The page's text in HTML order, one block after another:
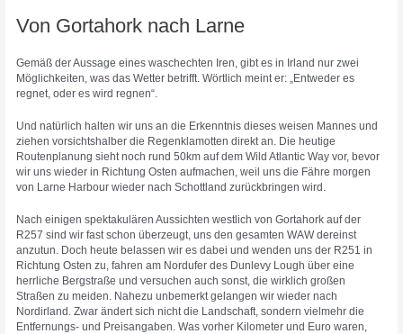
Von Gortahork nach Larne
Gemäß der Aussage eines waschechten Iren, gibt es in Irland nur zwei
Möglichkeiten, was das Wetter betrifft. Wörtlich meint er: „Entweder es
regnet, oder es wird regnen“.
Und natürlich halten wir uns an die Erkenntnis dieses weisen Mannes und
ziehen vorsichtshalber die Regenklamotten direkt an. Die heutige
Routenplanung sieht noch rund 50km auf dem Wild Atlantic Way vor, bevor
wir uns wieder in Richtung Osten aufmachen, weil uns die Fähre morgen
von Larne Harbour wieder nach Schottland zurückbringen wird.
Nach einigen spektakulären Aussichten westlich von Gortahork auf der
R257 sind wir fast schon überzeugt, uns den gesamten WAW dereinst
anzutun. Doch heute belassen wir es dabei und wenden uns der R251 in
Richtung Osten zu, fahren am Nordufer des Dunlevy Lough über eine
herrliche Bergstraße und versuchen auch sonst, die wirklich großen
Straßen zu meiden. Nahezu unbemerkt gelangen wir wieder nach
Nordirland. Zwar ändert sich nicht die Landschaft, sondern vielmehr die
Entfernungs- und Preisangaben. Was vorher Kilometer und Euro waren,